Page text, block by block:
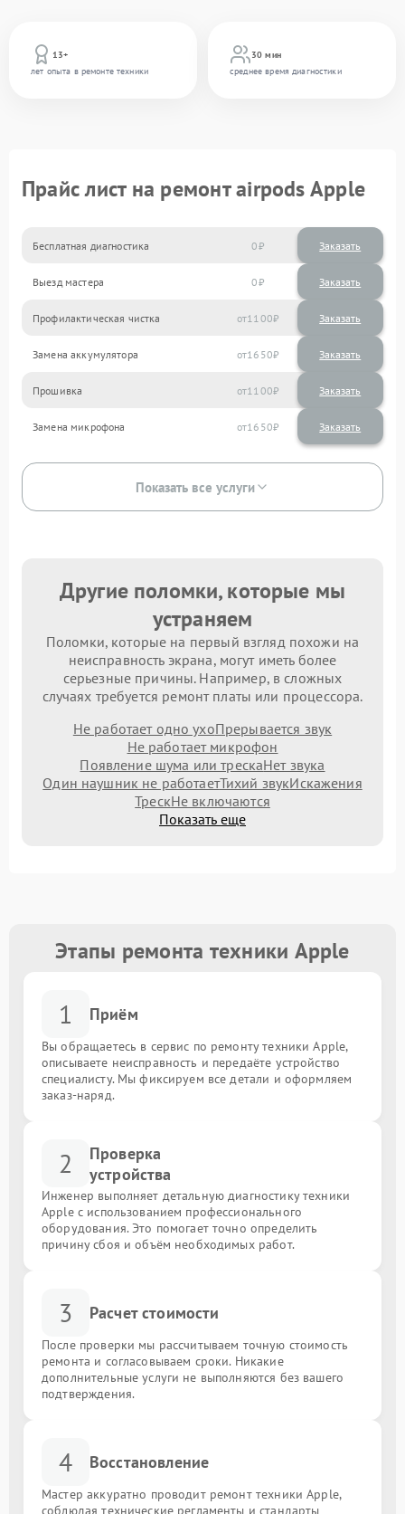
13+
лет опыта в ремонте техники
30 мин
среднее время диагностики
Прайс лист на ремонт airpods Apple
Бесплатная диагностика 0 Заказать
Выезд мастера 0 Заказать
Профилактическая чистка 1100
Замена аккумулятора 1650
Прошивка 1100
Замена микрофона 1650
Показать все услуги
Другие поломки, которые мы
устраняем
Поломки, которые на первый взгляд похожи на
неисправность экрана, могут иметь более
серьезные причины. Например, в сложных
случаях требуется ремонт платы или процессора.
Не работает одно ухоПрерывается звук
Не работает микрофон
Появление шума или трескаНет звука
Один наушник не работаетТихий звукИскажения
ТрескНе включаются
Показать еще
Этапы ремонта техники Apple
1 Приём
Вы обращаетесь в сервис по ремонту техники Apple,
описываете неисправность и передаёте устройство
специалисту. Мы фиксируем все детали и оформляем
заказ-наряд.
2
Проверка
устройства
Инженер выполняет детальную диагностику техники
Apple с использованием профессионального
оборудования. Это помогает точно определить
причину сбоя и объём необходимых работ.
3 Расчет стоимости
После проверки мы рассчитываем точную стоимость
ремонта и согласовываем сроки. Никакие
дополнительные услуги не выполняются без вашего
подтверждения.
4 Восстановление
Мастер аккуратно проводит ремонт техники Apple,
соблюдая технические регламенты и стандарты